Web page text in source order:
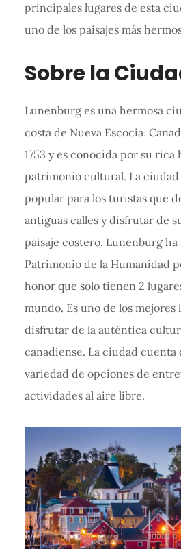
principales lugares de esta
uno de los paisajes más
Sobre la
Lunenburg es una hermosa
costa de Nueva Escocia,
1753 y es conocida por su rica
patrimonio cultural. La
popular para los turistas que
antiguas calles y disfrutar de
paisaje costero. Lunenburg
Patrimonio de la Humanidad
honor que solo tienen 2
mundo. Es uno de los mejores
disfrutar de la auténtica
canadiense. La ciudad cuenta
variedad de opciones de
actividades al aire libre.